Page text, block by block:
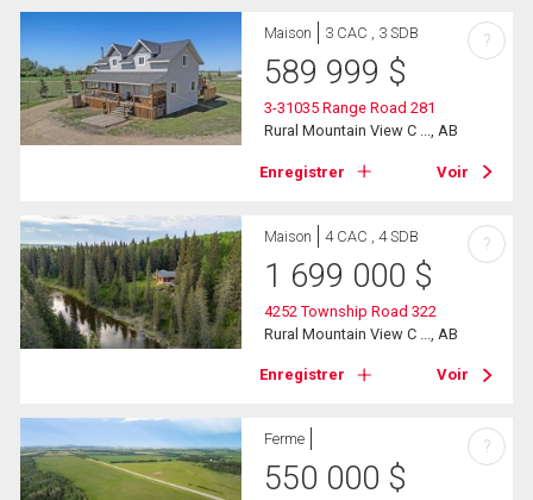
Maison 3 CAC , 3 SDB
589 999 $
3-31035 Range Road 281
Rural Mountain View C ..., AB
Enregistrer Voir
?
Maison 4 CAC , 4 SDB
1 699 000 $
4252 Township Road 322
Rural Mountain View C ..., AB
Enregistrer Voir
?
Ferme
550 000 $
?